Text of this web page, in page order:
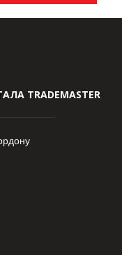
TRADEMASTER